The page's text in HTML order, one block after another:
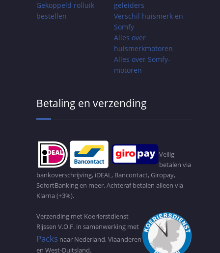
Gekoppeld rolluik
bestellen
geleiders
Verschil huismerk en
Somfy
Alles over
huismerkmotoren
Alles over Somfy-
motoren
Betaling en verzending
Veilig
betalen via
bankoverschrijving, iDEAL, Bancontact, Giropay,
SofortBanking en meer. Achteraf betalen alleen via
Klarna (+3%).
Verzending met Koerierstdienst
Rijssen V.O.F. in samenwerking met
Packs naar Nederland, Vlaanderen
en West-Duitsland.